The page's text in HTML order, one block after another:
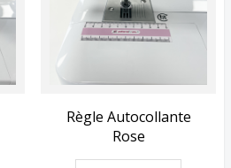
Règle Autocollante
Rose